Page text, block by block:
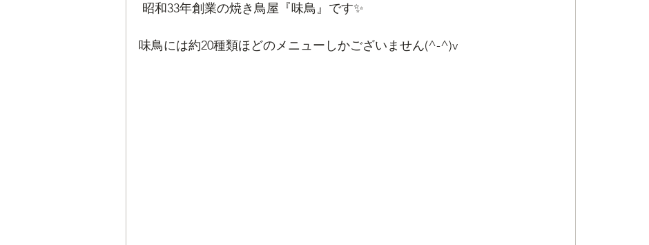
昭和33年創業の焼き鳥屋『味鳥』です✨
味鳥には約20種類ほどのメニューしかございません(^-^)v